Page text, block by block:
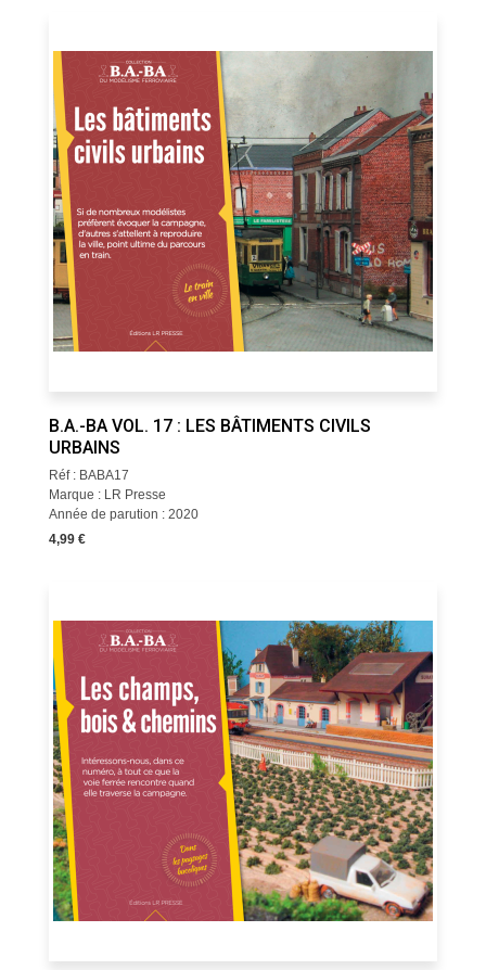
B.A.-BA VOL. 17 : LES BÂTIMENTS CIVILS
URBAINS
Réf : BABA17
Marque : LR Presse
Année de parution : 2020
4,99 €